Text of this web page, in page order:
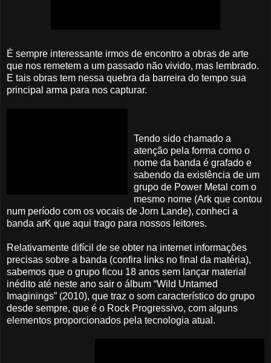
É sempre interessante irmos de encontro a obras de arte
que nos remetem a um passado não vivido, mas lembrado.
E tais obras tem nessa quebra da barreira do tempo sua
principal arma para nos capturar.
Tendo sido chamado a
atenção pela forma como o
nome da banda é grafado e
sabendo da existência de um
grupo de Power Metal com o
mesmo nome (Ark que contou
num período com os vocais de Jorn Lande), conheci a
banda arK que aqui trago para nossos leitores.
Relativamente difícil de se obter na internet informações
precisas sobre a banda (confira links no final da matéria),
sabemos que o grupo ficou 18 anos sem lançar material
inédito até neste ano sair o álbum “Wild Untamed
Imaginings” (2010), que traz o som característico do grupo
desde sempre, que é o Rock Progressivo, com alguns
elementos proporcionados pela tecnologia atual.